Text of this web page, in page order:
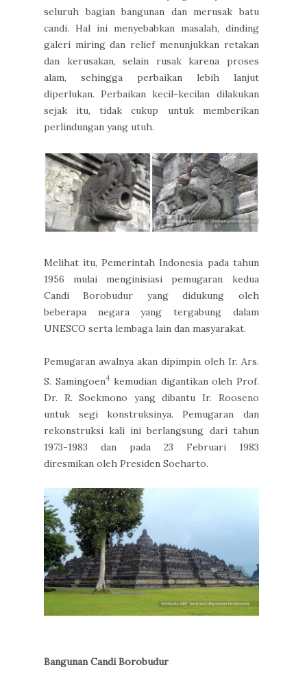
seluruh bagian bangunan dan merusak batu
candi. Hal ini menyebabkan masalah, dinding
galeri miring dan relief menunjukkan retakan
dan kerusakan, selain rusak karena proses
alam, sehingga perbaikan lebih lanjut
diperlukan. Perbaikan kecil-kecilan dilakukan
sejak itu, tidak cukup untuk memberikan
perlindungan yang utuh.
Melihat itu, Pemerintah Indonesia pada tahun
1956 mulai menginisiasi pemugaran kedua
Candi Borobudur yang didukung oleh
beberapa negara yang tergabung dalam
UNESCO serta lembaga lain dan masyarakat.
Pemugaran awalnya akan dipimpin oleh Ir. Ars.
S. Samingoen4 kemudian digantikan oleh Prof.
Dr. R. Soekmono yang dibantu Ir. Rooseno
untuk segi konstruksinya. Pemugaran dan
rekonstruksi kali ini berlangsung dari tahun
1973-1983 dan pada 23 Februari 1983
diresmikan oleh Presiden Soeharto.
Bangunan Candi Borobudur